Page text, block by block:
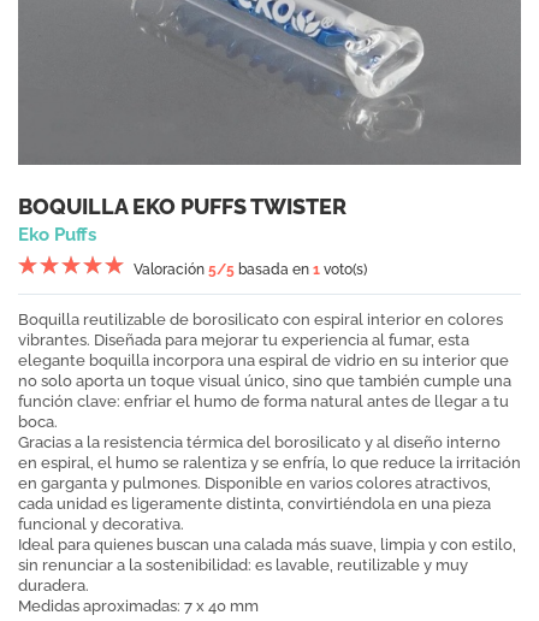
BOQUILLA EKO PUFFS TWISTER
Eko Puffs
Valoración 5/5 basada en 1 voto(s)
Boquilla reutilizable de borosilicato con espiral interior en colores
vibrantes. Diseñada para mejorar tu experiencia al fumar, esta
elegante boquilla incorpora una espiral de vidrio en su interior que
no solo aporta un toque visual único, sino que también cumple una
función clave: enfriar el humo de forma natural antes de llegar a tu
boca.
Gracias a la resistencia térmica del borosilicato y al diseño interno
en espiral, el humo se ralentiza y se enfría, lo que reduce la irritación
en garganta y pulmones. Disponible en varios colores atractivos,
cada unidad es ligeramente distinta, convirtiéndola en una pieza
funcional y decorativa.
Ideal para quienes buscan una calada más suave, limpia y con estilo,
sin renunciar a la sostenibilidad: es lavable, reutilizable y muy
duradera.
Medidas aproximadas: 7 x 40 mm